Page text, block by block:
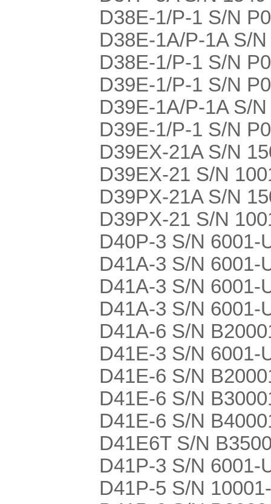
D38E-1/P-1 S/N
D38E-1A/P-1A S/
D38E-1/P-1 S/N
D39E-1/P-1 S/N
D39E-1A/P-1A S/
D39E-1/P-1 S/N
D39EX-21A S/N
D39EX-21 S/N
D39PX-21A S/N
D39PX-21 S/N
D40P-3 S/N 6001-
D41A-3 S/N 6001-
D41A-3 S/N 6001-
D41A-3 S/N 6001-
D41A-6 S/N
D41E-3 S/N 6001-
D41E-6 S/N
D41E-6 S/N
D41E-6 S/N
D41E6T S/N
D41P-3 S/N 6001-
D41P-5 S/N